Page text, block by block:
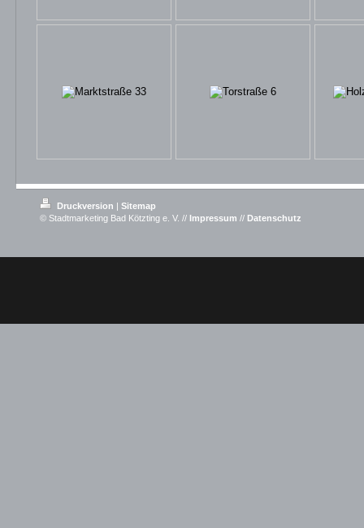
Druckversion | Sitemap
© Stadtmarketing Bad Kötzting e. V. // Impressum // Datenschutz